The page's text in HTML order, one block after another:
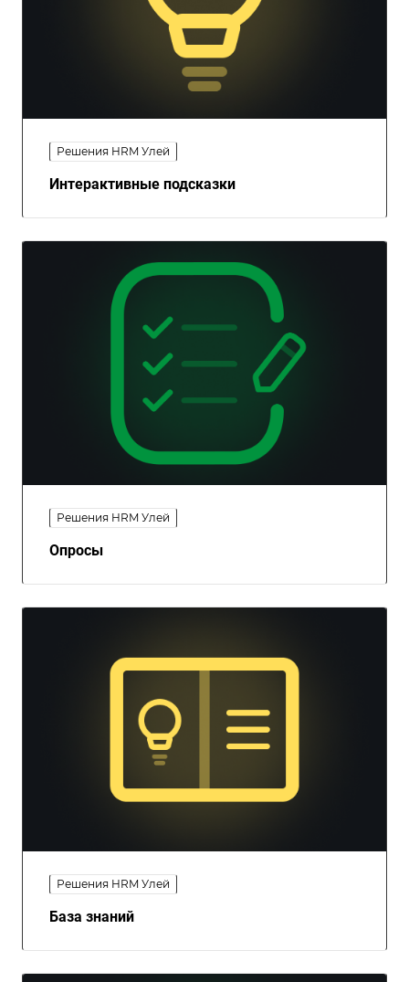
Решения HRM Улей
Интерактивные подсказки
Решения HRM Улей
Опросы
Решения HRM Улей
База знаний